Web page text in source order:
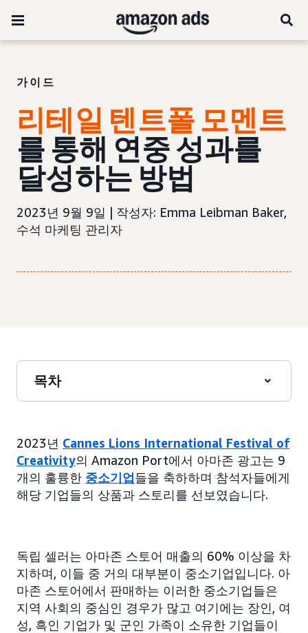
가이드
리테일 텐트폴 모멘트
를 통해 연중성과를
달성하는 방법
2023년 9월 9일 | 작성자: Emma Leibman Baker,
수석 마케팅 관리자
목차
2023년 Cannes Lions International Festival of
Creativity의 Amazon Port에서 아마존 광고는 9
개의 훌륭한 중소기업들을 축하하며 참석자들에게
해당 기업들의 상품과 스토리를 선보였습니다.
독립 셀러는 아마존 스토어 매출의 60% 이상을 차
지하며, 이들 중 거의 대부분이 중소기업입니다. 아
마존 스토어에서 판매하는 이러한 중소기업들은
지역 사회의 중심인 경우가 많고 여기에는 장인, 여
성, 흑인 기업가 및 군인 가족이 소유한 기업들이